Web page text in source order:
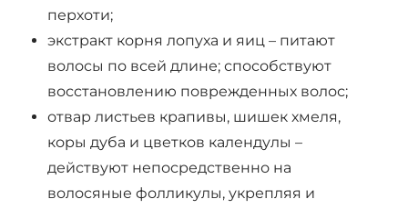
перхоти;
экстракт корня лопуха и яиц – питают
волосы по всей длине; способствуют
восстановлению поврежденных волос;
отвар листьев крапивы, шишек хмеля,
коры дуба и цветков календулы –
действуют непосредственно на
волосяные фолликулы, укрепляя и